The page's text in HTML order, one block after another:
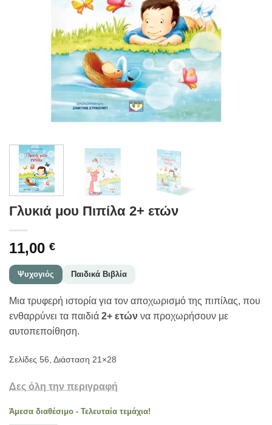
Γλυκιά μου Πιπίλα 2+ ετών
11,00 €
Ψυχογιός Παιδικά Βιβλία
Μια τρυφερή ιστορία για τον αποχωρισμό της πιπίλας, που
ενθαρρύνει τα παιδιά 2+ ετών να προχωρήσουν με
αυτοπεποίθηση.
Σελίδες 56, Διάσταση 21×28
Δες όλη την περιγραφή
Άμεσα διαθέσιμο - Τελευταία τεμάχια!